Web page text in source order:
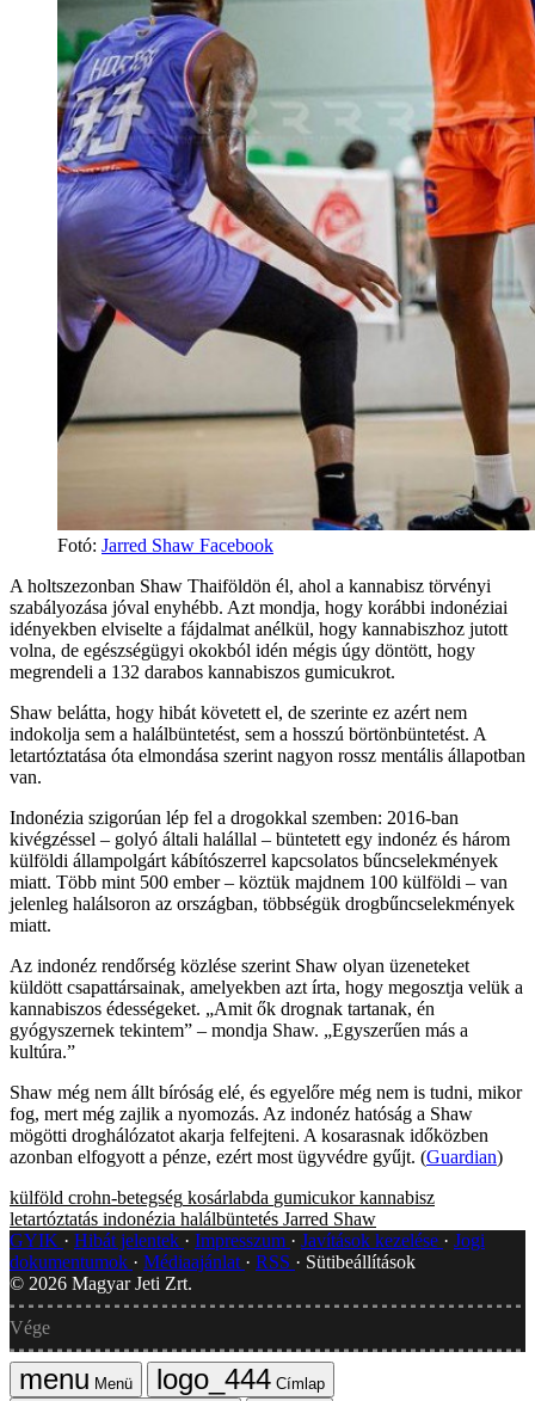
Fotó: Jarred Shaw Facebook
A holtszezonban Shaw Thaiföldön él, ahol a kannabisz törvényi
szabályozása jóval enyhébb. Azt mondja, hogy korábbi indonéziai
idényekben elviselte a fájdalmat anélkül, hogy kannabiszhoz jutott
volna, de egészségügyi okokból idén mégis úgy döntött, hogy
megrendeli a 132 darabos kannabiszos gumicukrot.
Shaw belátta, hogy hibát követett el, de szerinte ez azért nem
indokolja sem a halálbüntetést, sem a hosszú börtönbüntetést. A
letartóztatása óta elmondása szerint nagyon rossz mentális állapotban
van.
Indonézia szigorúan lép fel a drogokkal szemben: 2016-ban
kivégzéssel – golyó általi halállal – büntetett egy indonéz és három
külföldi állampolgárt kábítószerrel kapcsolatos bűncselekmények
miatt. Több mint 500 ember – köztük majdnem 100 külföldi – van
jelenleg halálsoron az országban, többségük drogbűncselekmények
miatt.
Az indonéz rendőrség közlése szerint Shaw olyan üzeneteket
küldött csapattársainak, amelyekben azt írta, hogy megosztja velük a
kannabiszos édességeket. „Amit ők drognak tartanak, én
gyógyszernek tekintem” – mondja Shaw. „Egyszerűen más a
kultúra.”
Shaw még nem állt bíróság elé, és egyelőre még nem is tudni, mikor
fog, mert még zajlik a nyomozás. Az indonéz hatóság a Shaw
mögötti droghálózatot akarja felfejteni. A kosarasnak időközben
azonban elfogyott a pénze, ezért most ügyvédre gyűjt. (Guardian)
külföld crohn-betegség kosárlabda gumicukor kannabisz
letartóztatás indonézia halálbüntetés Jarred Shaw
GYIK
Hibát jelentek Impresszum Javítások kezelése
Jogi
dokumentumok
Médiaajánlat RSS
Sütibeállítások
© 2026 Magyar Jeti Zrt.
Vége
Menü
Címlap